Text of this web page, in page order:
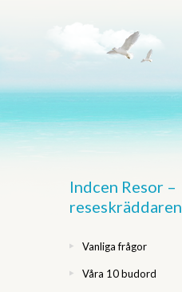
Indcen Resor –
reseskräddaren
Vanliga frågor
Våra 10 budord